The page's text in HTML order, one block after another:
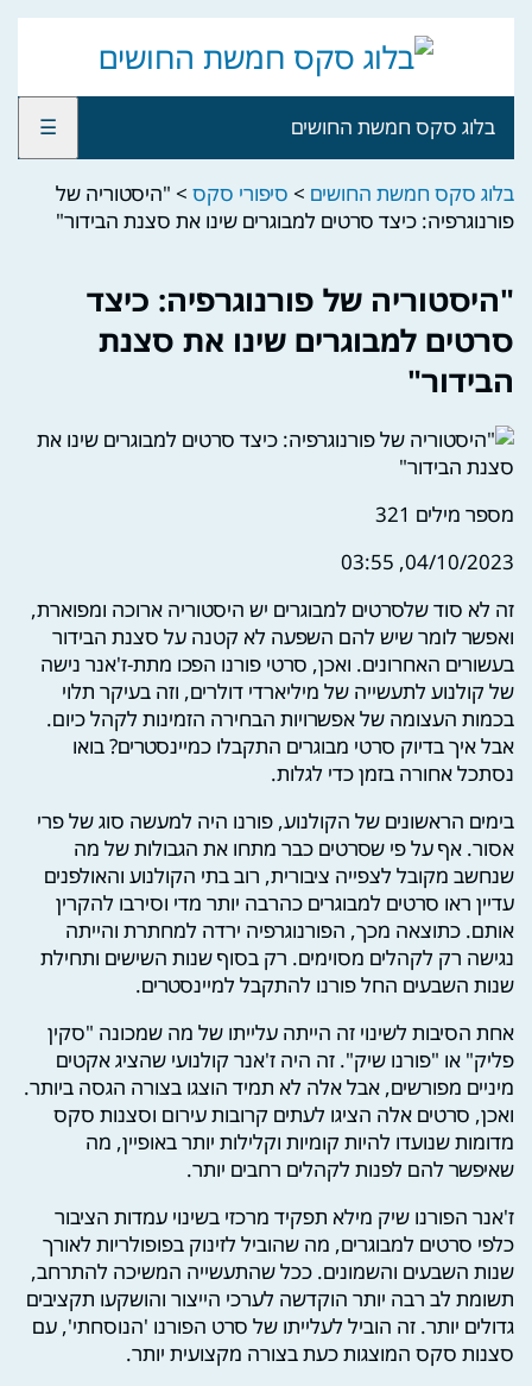
בלוג סקס חמשת החושים ☰
בלוג סקס חמשת החושים > סיפורי סקס > "היסטוריה של
פורנוגרפיה: כיצד סרטים למבוגרים שינו את סצנת הבידור"
"היסטוריה של פורנוגרפיה: כיצד
סרטים למבוגרים שינו את סצנת
הבידור"
מספר מילים 321
04/10/2023, 03:55
זה לא סוד שלסרטים למבוגרים יש היסטוריה ארוכה ומפוארת,
ואפשר לומר שיש להם השפעה לא קטנה על סצנת הבידור
בעשורים האחרונים. ואכן, סרטי פורנו הפכו מתת-ז'אנר נישה
של קולנוע לתעשייה של מיליארדי דולרים, וזה בעיקר תלוי
בכמות העצומה של אפשרויות הבחירה הזמינות לקהל כיום.
אבל איך בדיוק סרטי מבוגרים התקבלו כמיינסטרים? בואו
נסתכל אחורה בזמן כדי לגלות.
בימים הראשונים של הקולנוע, פורנו היה למעשה סוג של פרי
אסור. אף על פי שסרטים כבר מתחו את הגבולות של מה
שנחשב מקובל לצפייה ציבורית, רוב בתי הקולנוע והאולפנים
עדיין ראו סרטים למבוגרים כהרבה יותר מדי וסירבו להקרין
אותם. כתוצאה מכך, הפורנוגרפיה ירדה למחתרת והייתה
נגישה רק לקהלים מסוימים. רק בסוף שנות השישים ותחילת
שנות השבעים החל פורנו להתקבל למיינסטרים.
אחת הסיבות לשינוי זה הייתה עלייתו של מה שמכונה "סקין
פליק" או "פורנו שיק". זה היה ז'אנר קולנועי שהציג אקטים
מיניים מפורשים, אבל אלה לא תמיד הוצגו בצורה הגסה ביותר.
ואכן, סרטים אלה הציגו לעתים קרובות עירום וסצנות סקס
מדומות שנועדו להיות קומיות וקלילות יותר באופיין, מה
שאיפשר להם לפנות לקהלים רחבים יותר.
ז'אנר הפורנו שיק מילא תפקיד מרכזי בשינוי עמדות הציבור
כלפי סרטים למבוגרים, מה שהוביל לזינוק בפופולריות לאורך
שנות השבעים והשמונים. ככל שהתעשייה המשיכה להתרחב,
תשומת לב רבה יותר הוקדשה לערכי הייצור והושקעו תקציבים
גדולים יותר. זה הוביל לעלייתו של סרט הפורנו 'הנוסחתי', עם
סצנות סקס המוצגות כעת בצורה מקצועית יותר.